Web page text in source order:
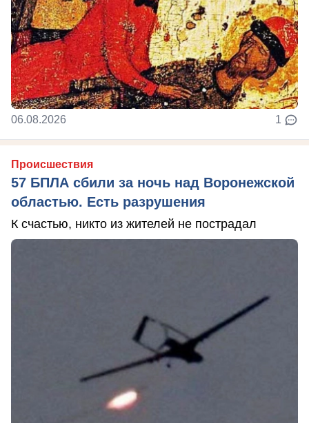
06.08.2026 1
Происшествия
57 БПЛА сбили за ночь над Воронежской
областью. Есть разрушения
К счастью, никто из жителей не пострадал